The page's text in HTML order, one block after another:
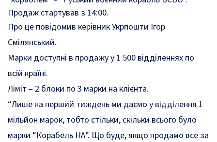
Продаж стартував з 14:00.
Про це повідомив керівник Укрпошти Ігор
Смілянський.
Марки доступні в продажу у 1 500 відділеннях по
всій країні.
Ліміт – 2 блоки по 3 марки на клієнта.
“Лише на перший тиждень ми даємо у відділення 1
мільйон марок, тобто стільки, скільки всього було
марки “Корабель НА”. Що буде, якщо продамо все за